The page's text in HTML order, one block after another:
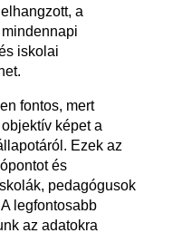
a
iskolai
fontos, mert
képet a
Ezek az
és
pedagógusok
legfontosabb
az adatokra